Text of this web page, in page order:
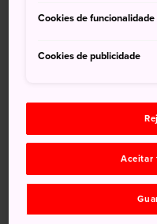
-일본정부관광국（ＪＮ
보를 제공하겠습니다.
저렴한 여행상
-JNTO와 항공사, 여행사
-항공사, 여행사의 할인
Cookies de funcionalidade
Cookies de publicidade
Aceitar